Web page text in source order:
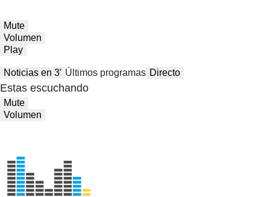
Mute
Volumen
Play
Noticias en 3′ Últimos programas Directo
Estas escuchando
Mute
Volumen